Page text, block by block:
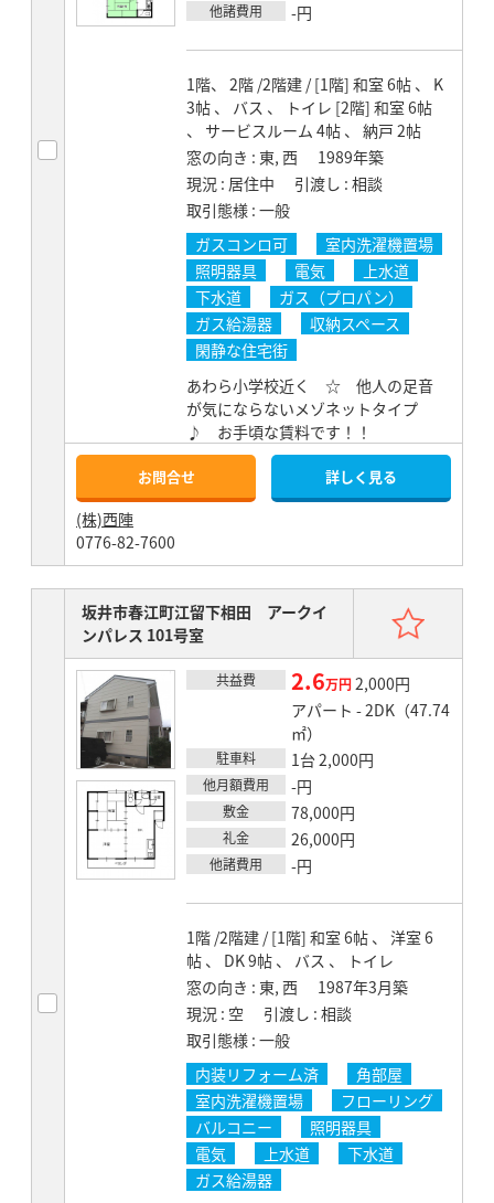
他諸費用 -円
1階、 2階 /2階建 / [1階] 和室 6帖 、 K
3帖 、 バス 、 トイレ [2階] 和室 6帖
、 サービスルーム 4帖 、 納戸 2帖
窓の向き
東, 西
1989年築
現況 居住中 引渡し 相談
取引態様 一般
ガスコンロ可
室内洗濯機置場
照明器具
電気
上水道
下水道
ガス（プロパン）
ガス給湯器
収納スペース
閑静な住宅街
あわら小学校近く ☆ 他人の足音
が気にならないメゾネットタイプ
♪ お手頃な賃料です！！
お問合せ 詳しく見る
(株)西陣
0776-82-7600
坂井市春江町江留下相田 アークイ
ンパレス 101号室
賃料 2.6万円
共益費
2,000円
アパート - 2DK（47.74
㎡）
駐車料 1台 2,000円
他月額費用 -円
敷金 78,000円
礼金 26,000円
他諸費用 -円
1階 /2階建 / [1階] 和室 6帖 、 洋室 6
帖 、 DK 9帖 、 バス 、 トイレ
窓の向き
東, 西
1987年3月築
現況 空 引渡し 相談
取引態様 一般
内装リフォーム済
角部屋
室内洗濯機置場
フローリング
バルコニー
照明器具
電気
上水道
下水道
ガス給湯器